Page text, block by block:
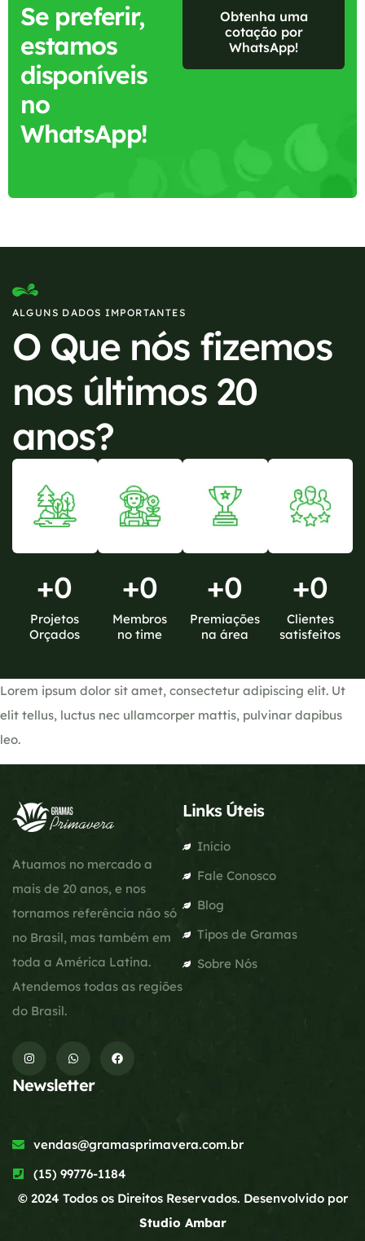
Se preferir,
estamos
disponíveis
no
WhatsApp!
Obtenha uma
cotação por
WhatsApp!
ALGUNS DADOS IMPORTANTES
O Que nós fizemos
nos últimos 20
anos?
+0
Projetos
Orçados
+0
Membros
no time
+0
Premiações
na área
+0
Clientes
satisfeitos
Lorem ipsum dolor sit amet, consectetur adipiscing elit. Ut
elit tellus, luctus nec ullamcorper mattis, pulvinar dapibus
leo.
Atuamos no mercado a
mais de 20 anos, e nos
tornamos referência não só
no Brasil, mas também em
toda a América Latina.
Atendemos todas as regiões
do Brasil.
Links Úteis
Início
Fale Conosco
Blog
Tipos de Gramas
Sobre Nós
Newsletter
vendas@gramasprimavera.com.br
(15) 99776-1184
© 2024 Todos os Direitos Reservados. Desenvolvido por
Studio Ambar